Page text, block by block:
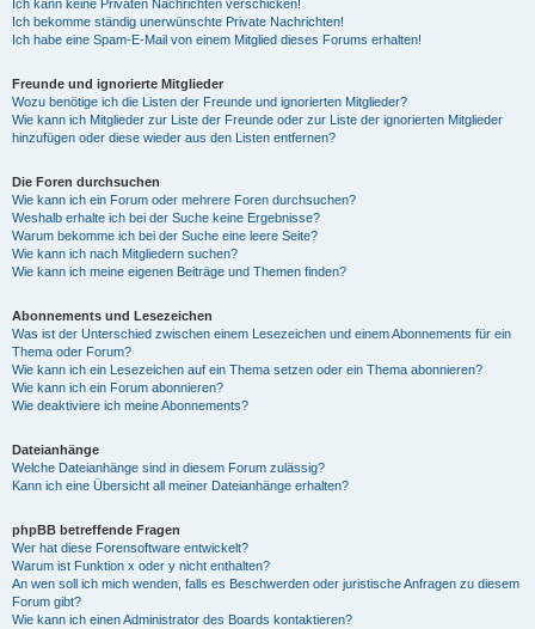
Ich kann keine Privaten Nachrichten verschicken!
Ich bekomme ständig unerwünschte Private Nachrichten!
Ich habe eine Spam-E-Mail von einem Mitglied dieses Forums erhalten!
Freunde und ignorierte Mitglieder
Wozu benötige ich die Listen der Freunde und ignorierten Mitglieder?
Wie kann ich Mitglieder zur Liste der Freunde oder zur Liste der ignorierten Mitglieder
hinzufügen oder diese wieder aus den Listen entfernen?
Die Foren durchsuchen
Wie kann ich ein Forum oder mehrere Foren durchsuchen?
Weshalb erhalte ich bei der Suche keine Ergebnisse?
Warum bekomme ich bei der Suche eine leere Seite?
Wie kann ich nach Mitgliedern suchen?
Wie kann ich meine eigenen Beiträge und Themen finden?
Abonnements und Lesezeichen
Was ist der Unterschied zwischen einem Lesezeichen und einem Abonnements für ein
Thema oder Forum?
Wie kann ich ein Lesezeichen auf ein Thema setzen oder ein Thema abonnieren?
Wie kann ich ein Forum abonnieren?
Wie deaktiviere ich meine Abonnements?
Dateianhänge
Welche Dateianhänge sind in diesem Forum zulässig?
Kann ich eine Übersicht all meiner Dateianhänge erhalten?
phpBB betreffende Fragen
Wer hat diese Forensoftware entwickelt?
Warum ist Funktion x oder y nicht enthalten?
An wen soll ich mich wenden, falls es Beschwerden oder juristische Anfragen zu diesem
Forum gibt?
Wie kann ich einen Administrator des Boards kontaktieren?